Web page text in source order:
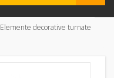
Elemente decorative turnate